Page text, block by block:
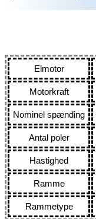
Elmotor
Motorkraft
Nominel spænding
Antal poler
Hastighed
Ramme
Rammetype